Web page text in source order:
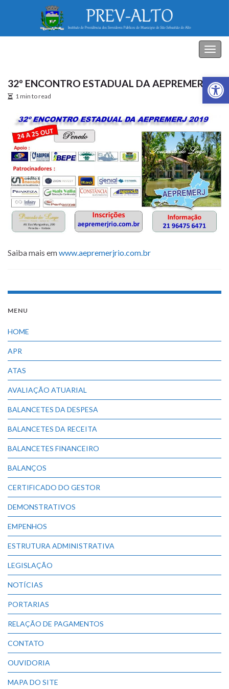
Abrir
32º ENCONTRO ESTADUAL DA AEPREMERJ
1 min to read
Saiba mais emwww.aepremerjrio.com.br
MENU
HOME
APR
ATAS
AVALIAÇÃO ATUARIAL
BALANCETES DA DESPESA
BALANCETES DA RECEITA
BALANCETES FINANCEIRO
BALANÇOS
CERTIFICADO DO GESTOR
DEMONSTRATIVOS
EMPENHOS
ESTRUTURA ADMINISTRATIVA
LEGISLAÇÃO
NOTÍCIAS
PORTARIAS
RELAÇÃO DE PAGAMENTOS
CONTATO
OUVIDORIA
MAPA DO SITE